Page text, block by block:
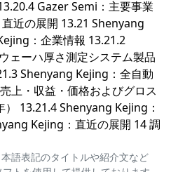
Gazer Semi：主要事業
近の展開 13.21 Shenyang
：企業情報 13.21.2
ェーハ厚さ測定システム製品
Shenyang Kejing：全自動
上・収益・価格およびグロス
13.21.4 Shenyang Kejing：
Kejing：直近の展開 14 調
語表記のタイトルや紹介文など